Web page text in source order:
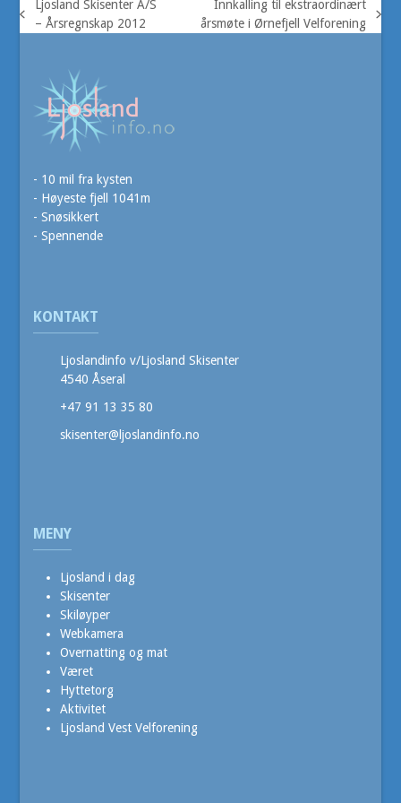
previous
Ljosland Skisenter A/S
– Årsregnskap 2012
next
Innkalling til ekstraordinært
årsmøte i Ørnefjell Velforening
- 10 mil fra kysten
- Høyeste fjell 1041m
- Snøsikkert
- Spennende
KONTAKT
Ljoslandinfo v/Ljosland Skisenter
4540 Åseral
+47 91 13 35 80
skisenter@ljoslandinfo.no
MENY
Ljosland i dag
Skisenter
Skiløyper
Webkamera
Overnatting og mat
Været
Hyttetorg
Aktivitet
Ljosland Vest Velforening